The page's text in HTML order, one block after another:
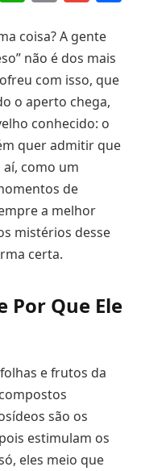
coisa? A gente
não é dos mais
com isso, que
o aperto chega,
conhecido: o
quer admitir que
aí, como um
de
a melhor
mistérios desse
certa.
Por Que Ele
e frutos da
são os
estimulam os
eles meio que